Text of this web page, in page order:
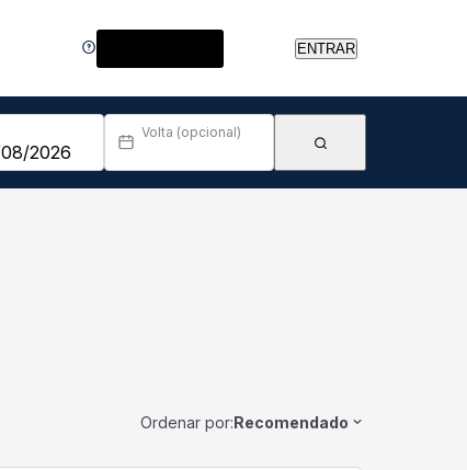
ENTRAR
Volta (opcional)
Ordenar por:Recomendado